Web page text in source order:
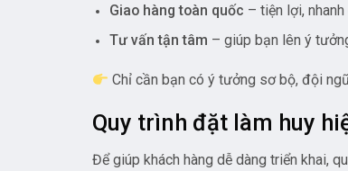
Giao hàng toàn quốc – tiện lợi, nhanh
Tư vấn tận tâm – giúp bạn lên ý
Chỉ cần bạn có ý tưởng sơ bộ, đội
Quy trình đặt làm huy
Để giúp khách hàng dễ dàng triển khai,